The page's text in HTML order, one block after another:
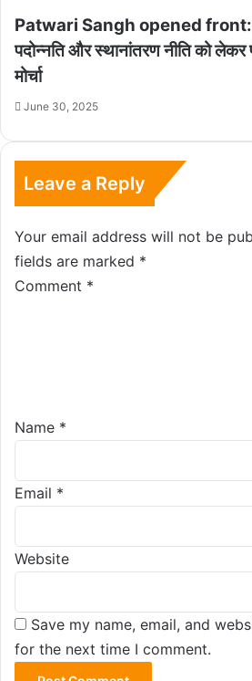
Patwari Sangh opened front:
पदोन्नति और स्थानांतरण नीति को लेकर
मोर्चा
June 30, 2025
Leave a Reply
Your email address will not be
fields are marked *
Comment *
Name *
Email *
Website
Save my name, email, and
for the next time I comment.